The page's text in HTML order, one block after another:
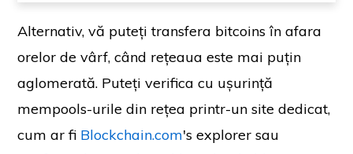
Alternativ, vă puteți transfera bitcoins în afara
orelor de vârf, când rețeaua este mai puțin
aglomerată. Puteți verifica cu ușurință
mempools-urile din rețea printr-un site dedicat,
cum ar fi Blockchain.com's explorer sau